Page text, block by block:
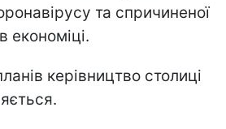
та спричиненої
економіці.
керівництво столиці